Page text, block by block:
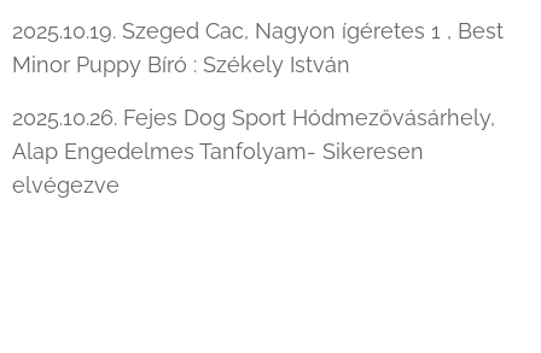
2025.10.19. Szeged Cac, Nagyon ígéretes 1 , Best
Minor Puppy Bíró : Székely István
2025.10.26. Fejes Dog Sport Hódmezővásárhely,
Alap Engedelmes Tanfolyam- Sikeresen
elvégezve